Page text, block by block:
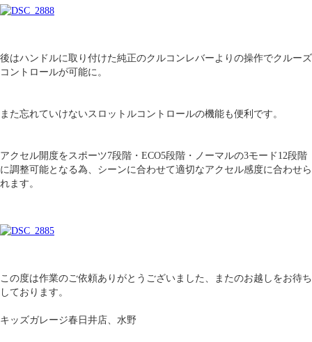
後はハンドルに取り付けた純正のクルコンレバーよりの操作でクルーズ
コントロールが可能に。
また忘れていけないスロットルコントロールの機能も便利です。
アクセル開度をスポーツ7段階・ECO5段階・ノーマルの3モード12段階
に調整可能となる為、シーンに合わせて適切なアクセル感度に合わせら
れます。
この度は作業のご依頼ありがとうございました、またのお越しをお待ち
しております。
キッズガレージ春日井店、水野